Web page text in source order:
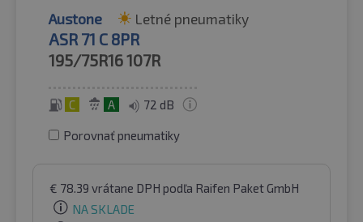
Austone Letné pneumatiky
ASR 71 C 8PR
195/75R16107R
C A 72 dB
Porovnať pneumatiky
€ 78.39 vrátane DPH podľa Raifen Paket GmbH
NA SKLADE